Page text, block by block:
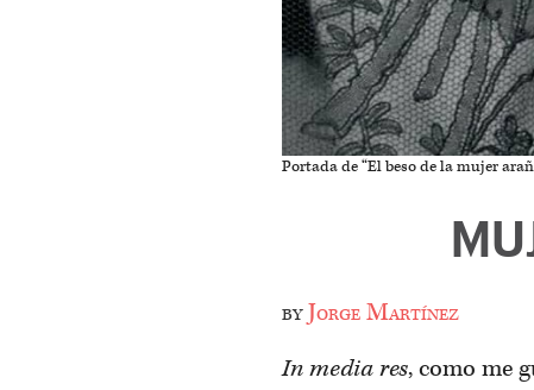
Portada de “El beso de la mujer
byJorge Martínez
In media res, como me